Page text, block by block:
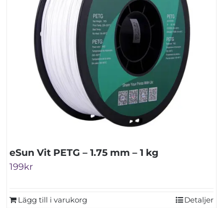
eSun Vit PETG – 1.75 mm – 1 kg
199kr
Lägg till i varukorg Detaljer